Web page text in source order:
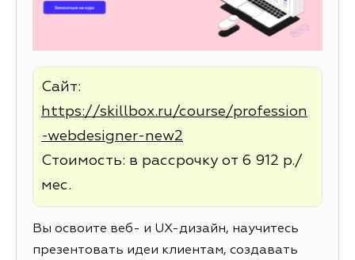
Сайт:
https://skillbox.ru/course/profession
-webdesigner-new2
Стоимость: в рассрочку от 6 912 р./
мес.
Вы освоите веб- и UX-дизайн, научитесь
презентовать идеи клиентам, создавать